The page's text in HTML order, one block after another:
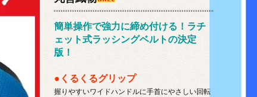
簡単操作で強力に締め付ける！ラチ
ェット式ラッシングベルトの決定
版！
●くるくるグリップ
握りやすいワイドハンドルに手首にやさしい回転